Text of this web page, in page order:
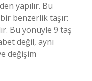
yapılır. Bu
benzerlik taşır:
Bu yönüyle 9 taş
değil, aynı
değişim